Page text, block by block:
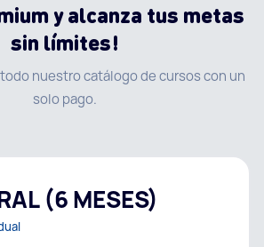
y alcanza tus metas
sin límites!
nuestro catálogo de cursos con un
solo pago.
(6 MESES)